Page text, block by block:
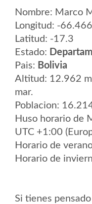
Nombre: Marco
Longitud: -
Latitud: -17.3
Estado:
Pais: Bolivia
Altitud: 12.962
mar.
Poblacion:
Huso horario de
UTC +1:00
Horario de
Horario de
Si tienes